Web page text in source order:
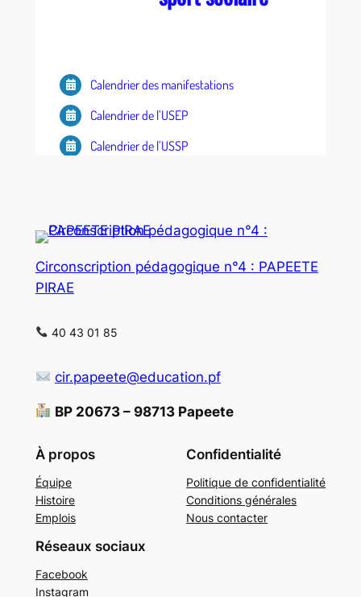
Circonscription pédagogique n°4 : PAPEETE
PIRAE
40 43 01 85
cir.papeete@education.pf
BP 20673 – 98713 Papeete
À propos
Équipe
Histoire
Emplois
Confidentialité
Politique de confidentialité
Conditions générales
Nous contacter
Réseaux sociaux
Facebook
Instagram